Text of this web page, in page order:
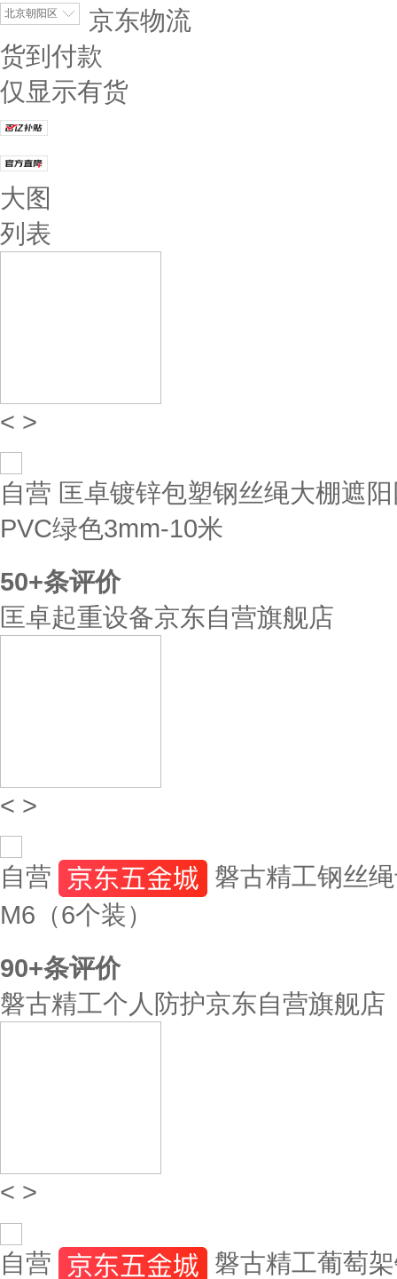
北京朝阳区
京东物流
货到付款
仅显示有货
大图
列表
< >
自营 匡卓镀锌包塑钢丝绳大棚遮
PVC绿色3mm-10米
50+条评价
匡卓起重设备京东自营旗舰店
< >
自营
磐古精工钢丝
M6（6个装）
90+条评价
磐古精工个人防护京东自营旗舰店
< >
自营
磐古精工葡萄